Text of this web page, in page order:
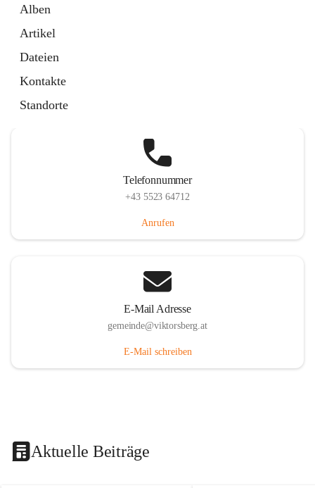
Alben
Artikel
Dateien
Kontakte
Standorte
Telefonnummer
+43 5523 64712
Anrufen
E-Mail Adresse
gemeinde@viktorsberg.at
E-Mail schreiben
Aktuelle Beiträge